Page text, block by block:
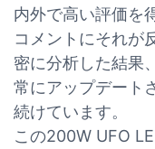
内外で高い評価を
コメントにそれが
密に分析した結果
常にアップデート
続けています。
この200W UFO